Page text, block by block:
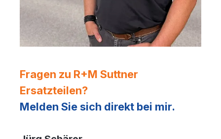
Fragen zu R+M Suttner
Ersatzteilen?
Melden Sie sich direkt bei mir.